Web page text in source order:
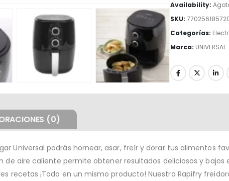
Availability:
SKU:
Categorías:
Marca: UNIVERSAL
(0)
Universal podrás hornear, asar, freír y dorar tus alimentos
aire caliente permite obtener resultados deliciosos y bajos
recetas ¡Todo en un mismo producto! Nuestra Rapifry